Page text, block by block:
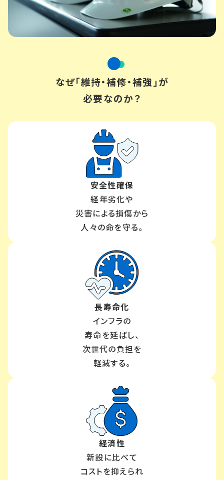
なぜ「維持・補修・補強」が
必要なのか？
安全性確保
経年劣化や
災害による損傷から
人々の命を守る。
長寿命化
インフラの
寿命を延ばし、
次世代の負担を
軽減する。
経済性
新設に比べて
コストを抑えられ